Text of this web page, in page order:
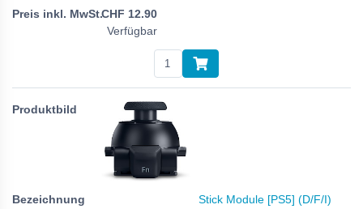
CHF 12.90
Verfügbar
Stick Module [PS5] (D/F/I)